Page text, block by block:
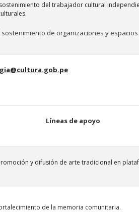
del trabajador cultural
de organizaciones y
Líneas de apoyo
y difusión de arte tradicional en
de la memoria comunitaria.